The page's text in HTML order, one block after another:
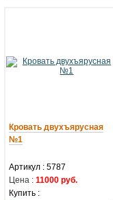
Кровать двухъярусная
№1
Артикул : 5787
Цена : 11000 руб.
Купить :